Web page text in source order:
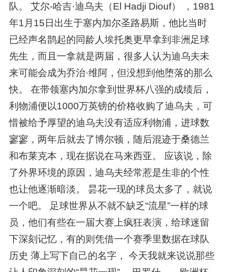
队。 艾尔-哈吉·迪乌夫（El Hadji Diouf） ，1981
年1月15日出生于塞内加尔圣路易斯，他比当时
已经声名鹊起的同龄人埃托奥更早拿到非洲足球
先生，而且一拿就是两届，很多人认为迪乌夫未
来可能会成为乔治·维阿，但没想到他堕落的那么
快。 在带领塞内加尔拿到世界杯八强的成绩后，
利物浦便以1000万英镑的价格收购了迪乌夫，可
惜被给予厚望的迪乌夫没有适应利物浦，进球数
寥寥，两年后就去了博尔顿，随后混迹于桑德兰
和布莱克本，现在据说在马来西亚。 应该说，除
了外界环境的原因，迪乌夫经常惹是生非的个性
也让他逐渐暗淡。 昙花一现的球员太多了，就说
一个吧。 足球世界从不就不缺乏“流星”一样的球
员，他们有些在一届大赛上疯狂表演，给球迷留
下深刻记忆，有的则凭借一个赛季里数据在球队
历史 薄上写下自己的名字， 今天我就来说说那些